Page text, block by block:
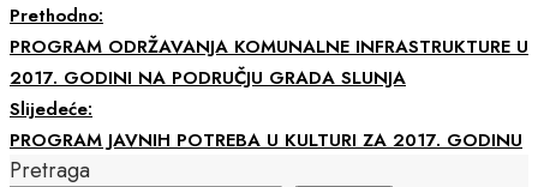
Prethodno:
PROGRAM ODRŽAVANJA KOMUNALNE INFRASTRUKTURE U
2017. GODINI NA PODRUČJU GRADA SLUNJA
Slijedeće:
PROGRAM JAVNIH POTREBA U KULTURI ZA 2017. GODINU
Pretraga